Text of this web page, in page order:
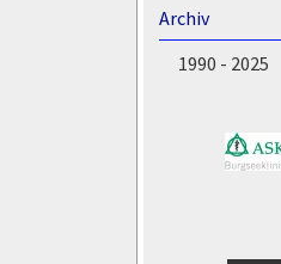
Archiv
1990 - 2025